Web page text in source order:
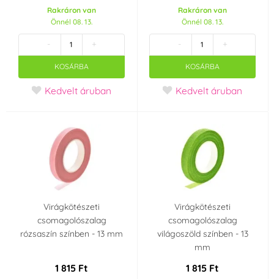
Rakráron van
Önnél 08. 13.
- +
KOSÁRBA
Kedvelt áruban
Rakráron van
Önnél 08. 13.
- +
KOSÁRBA
Kedvelt áruban
Virágkötészeti
csomagolószalag
rózsaszín színben - 13 mm
1 815 Ft
Virágkötészeti
csomagolószalag
világoszöld színben - 13
mm
1 815 Ft